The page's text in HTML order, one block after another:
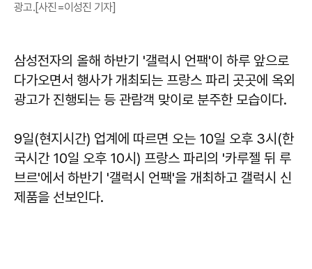
광고.[사진=이성진 기자]
삼성전자의 올해 하반기 '갤럭시 언팩'이 하루 앞으로
다가오면서 행사가 개최되는 프랑스 파리 곳곳에 옥외
광고가 진행되는 등 관람객 맞이로 분주한 모습이다.
9일(현지시간) 업계에 따르면 오는 10일 오후 3시(한
국시간 10일 오후 10시) 프랑스 파리의 '카루젤 뒤 루
브르'에서 하반기 '갤럭시 언팩'을 개최하고 갤럭시 신
제품을 선보인다.